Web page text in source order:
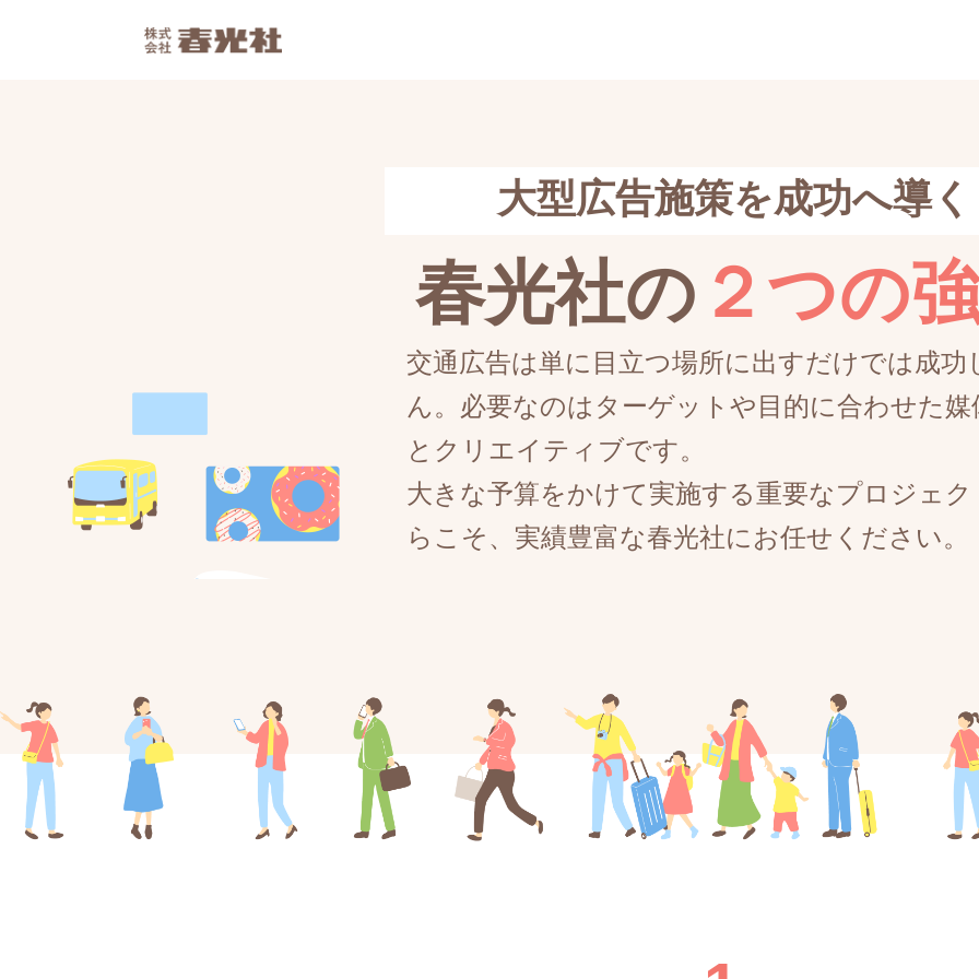
大型広告施策を成功へ導く
春光社の ２つの
交通広告は単に目立つ場所に出すだけでは成功
ん。必要なのはターゲットや目的に合わせた媒
とクリエイティブです。
大きな予算をかけて実施する重要なプロジェ
らこそ、実績豊富な春光社にお任せください。